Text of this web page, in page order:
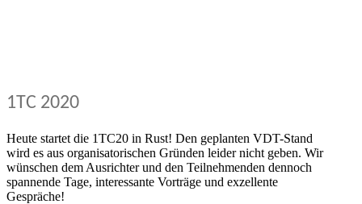
1TC 2020
Heute startet die 1TC20 in Rust! Den geplanten VDT-Stand
wird es aus organisatorischen Gründen leider nicht geben. Wir
wünschen dem Ausrichter und den Teilnehmenden dennoch
spannende Tage, interessante Vorträge und exzellente
Gespräche!